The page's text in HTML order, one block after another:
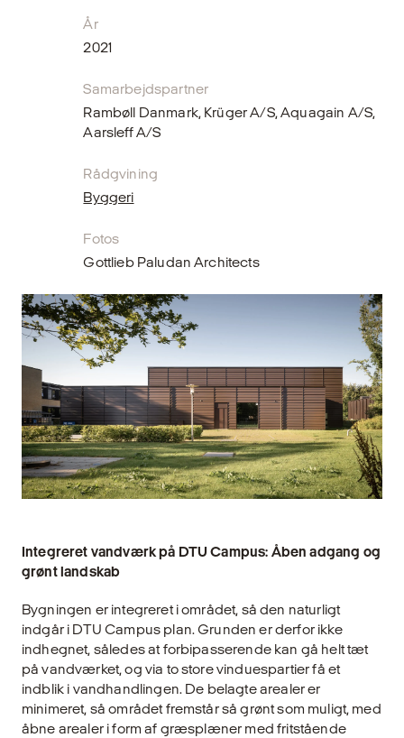
År
2021
Samarbejdspartner
Rambøll Danmark, Krüger A/S, Aquagain A/S,
Aarsleff A/S
Rådgvining
Byggeri
Fotos
Gottlieb Paludan Architects
Integreret vandværk på DTU Campus: Åben adgang og
grønt landskab
Bygningen er integreret i området, så den naturligt
indgår i DTU Campus plan. Grunden er derfor ikke
indhegnet, således at forbipasserende kan gå helt tæt
på vandværket, og via to store vinduespartier få et
indblik i vandhandlingen. De belagte arealer er
minimeret, så området fremstår så grønt som muligt, med
åbne arealer i form af græsplæner med fritstående